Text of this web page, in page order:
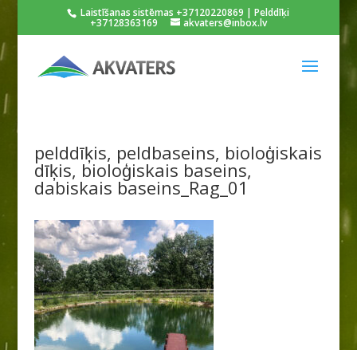
Laistīšanas sistēmas +37120220869 | Pelddīķi
+37128363169 akvaters@inbox.lv
pelddīķis, peldbaseins, bioloģiskais
dīķis, bioloģiskais baseins,
dabiskais baseins_Rag_01